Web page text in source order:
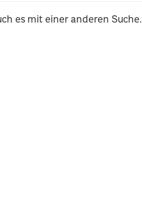
es mit einer anderen Suche.